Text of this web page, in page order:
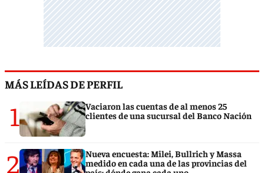
MÁS LEÍDAS DE PERFIL
1
Vaciaron las cuentas de al menos 25
clientes de una sucursal del Banco Nación
2
Nueva encuesta: Milei, Bullrich y Massa
medido en cada una de las provincias del